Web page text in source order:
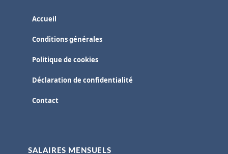
Accueil
Conditions générales
Politique de cookies
Déclaration de confidentialité
Contact
SALAIRES MENSUELS